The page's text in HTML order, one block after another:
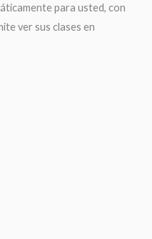
para usted, con
ver sus clases en